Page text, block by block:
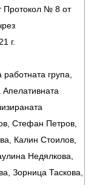
Протокол № 8 от
г.
група,
Апелативната
Стефан Петров,
Калин Стоилов,
Недялкова,
Зорница Таскова,